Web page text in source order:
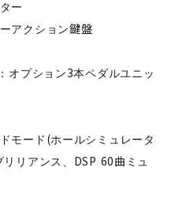
ー
アクション鍵盤
オプション3本ペダルユニッ
モード(ホールシミュレータ
リアンス、DSP 60曲ミュ